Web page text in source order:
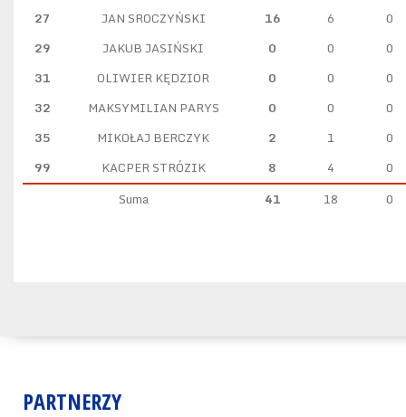
27
JAN SROCZYŃSKI 16 6
0
29
JAKUB JASIŃSKI 0 0
0
31
OLIWIER KĘDZIOR 0 0
0
32
MAKSYMILIAN PARYS 0 0
0
35
MIKOŁAJ BERCZYK 2 1
0
99
KACPER STRÓZIK 8 4
0
Suma
41 18 0
PARTNERZY